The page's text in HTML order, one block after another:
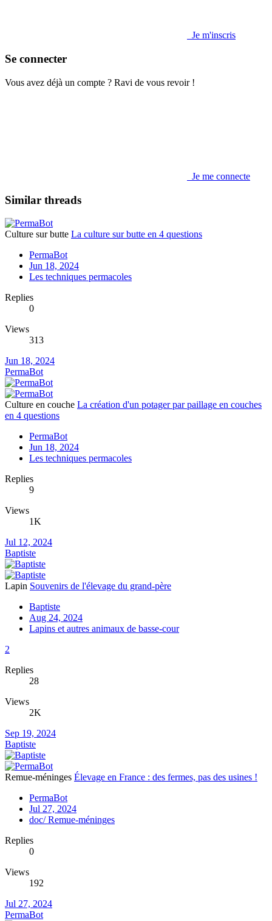
Je m'inscris
Se connecter
Vous avez déjà un compte ? Ravi de vous revoir !
Je me connecte
Similar threads
Culture sur butte La culture sur butte en 4 questions
PermaBot
Jun 18, 2024
Les techniques permacoles
Replies
0
Views
313
Jun 18, 2024
PermaBot
Culture en couche La création d'un potager par paillage en couches
en 4 questions
PermaBot
Jun 18, 2024
Les techniques permacoles
Replies
9
Views
1K
Jul 12, 2024
Baptiste
Lapin Souvenirs de l'élevage du grand-père
Baptiste
Aug 24, 2024
Lapins et autres animaux de basse-cour
2
Replies
28
Views
2K
Sep 19, 2024
Baptiste
Remue-méninges Élevage en France : des fermes, pas des usines !
PermaBot
Jul 27, 2024
doc/ Remue-méninges
Replies
0
Views
192
Jul 27, 2024
PermaBot